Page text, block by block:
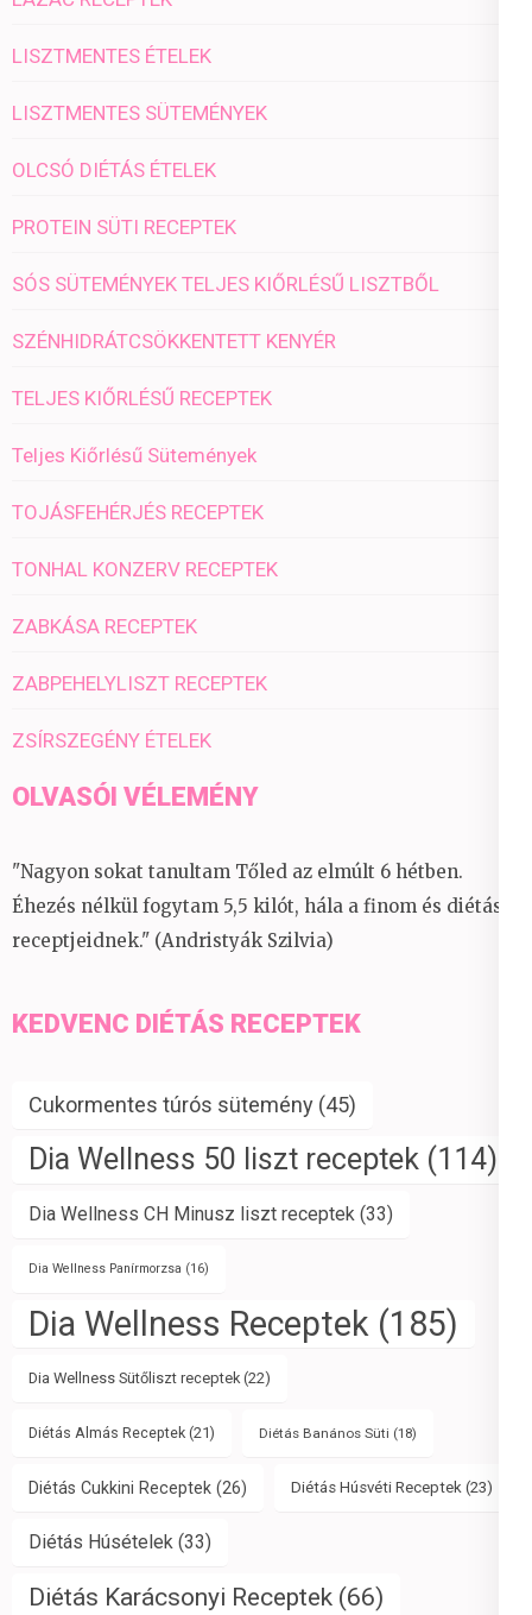
LISZTMENTES ÉTELEK
LISZTMENTES SÜTEMÉNYEK
OLCSÓ DIÉTÁS ÉTELEK
PROTEIN SÜTI RECEPTEK
SÓS SÜTEMÉNYEK TELJES KIŐRLÉSŰ LISZTBŐL
SZÉNHIDRÁTCSÖKKENTETT KENYÉR
TELJES KIŐRLÉSŰ RECEPTEK
Teljes Kiőrlésű Sütemények
TOJÁSFEHÉRJÉS RECEPTEK
TONHAL KONZERV RECEPTEK
ZABKÁSA RECEPTEK
ZABPEHELYLISZT RECEPTEK
ZSÍRSZEGÉNY ÉTELEK
OLVASÓI VÉLEMÉNY
"Nagyon sokat tanultam Tőled az elmúlt 6 hétben.
Éhezés nélkül fogytam 5,5 kilót, hála a finom és diétás
receptjeidnek." (Andristyák Szilvia)
KEDVENC DIÉTÁS RECEPTEK
Cukormentes túrós sütemény (45)
Dia Wellness 50 liszt receptek (114)
Dia Wellness CH Minusz liszt receptek (33)
Dia Wellness Panírmorzsa (16)
Dia Wellness Receptek (185)
Dia Wellness Sütőliszt receptek(22)
Diétás Almás Receptek (21) Diétás Banános Süti (18)
Diétás Cukkini Receptek (26) Diétás Húsvéti Receptek (23)
Diétás Húsételek (33)
Diétás Karácsonyi Receptek (66)